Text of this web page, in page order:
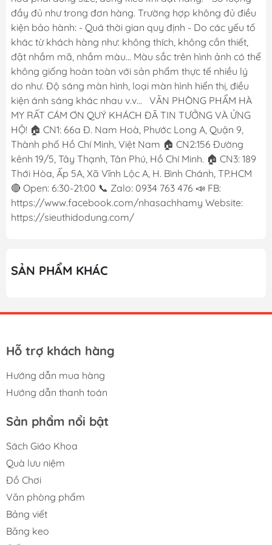
đầy đủ như trong đơn hàng. Trường hợp không đủ điều
kiện bảo hành: - Quá thời gian quy định - Do các yếu tố
khác từ khách hàng như: không thích, không cần thiết,
đặt nhầm mã, nhầm màu... Màu sắc trên hình ảnh có thể
không giống hoàn toàn với sản phẩm thực tế nhiều lý
do như. Độ sáng màn hình, loại màn hình hiển thị, điều
kiện ánh sáng khác nhau v.v... VĂN PHÒNG PHẨM HÀ
MY RẤT CÁM ƠN QUÝ KHÁCH ĐÃ TIN TƯỞNG VÀ ỬNG
HỘ! 🏠 CN1: 66a Đ. Nam Hoà, Phước Long A, Quận 9,
Thành phố Hồ Chí Minh, Việt Nam 🏠 CN2:156 Đường
kênh 19/5, Tây Thạnh, Tân Phú, Hồ Chí Minh. 🏠 CN3: 189
Thới Hòa, Ấp 5A, Xã Vĩnh Lộc A, H. Bình Chánh, TP.HCM
🔴 Open: 6:30-21:00 📞 Zalo: 0934 763 476 📣 FB:
https://www.facebook.com/nhasachhamy Website:
https://sieuthidodung.com/
SẢN PHẨM KHÁC
Hỗ trợ khách hàng
Hướng dẫn mua hàng
Hướng dẫn thanh toán
Sản phẩm nổi bật
Sách Giáo Khoa
Quà lưu niệm
Đồ Chơi
Văn phòng phẩm
Bảng viết
Băng keo